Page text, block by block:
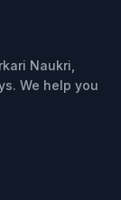
Naukri,
We help you